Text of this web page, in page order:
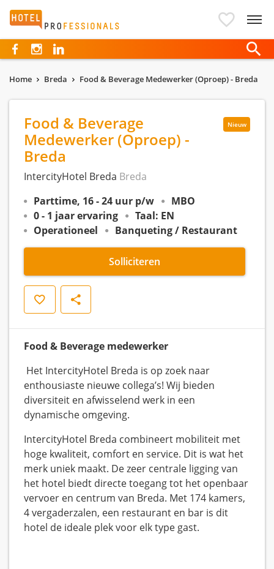
Hotelprofessionals
Home Breda Food & Beverage Medewerker (Oproep) - Breda
Nieuw
Food & Beverage
Medewerker (Oproep) -
Breda
IntercityHotel Breda Breda
Parttime, 16 - 24 uur p/w
MBO
0 - 1 jaar ervaring
Taal: EN
Operationeel
Banqueting / Restaurant
Solliciteren
Opslaan Delen
Food & Beverage medewerker
Het IntercityHotel Breda is op zoek naar
enthousiaste nieuwe collega’s! Wij bieden
diversiteit en afwisselend werk in een
dynamische omgeving.
IntercityHotel Breda combineert mobiliteit met
hoge kwaliteit, comfort en service. Dit is wat het
merk uniek maakt. De zeer centrale ligging van
het hotel biedt directe toegang tot het openbaar
vervoer en centrum van Breda. Met 174 kamers,
4 vergaderzalen, een restaurant en bar is dit
hotel de ideale plek voor elk type gast.